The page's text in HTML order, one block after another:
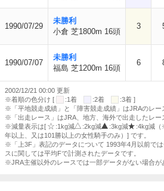
1990/07/29
未勝利
小倉 芝1800m 16頭
3
1990/07/07
未勝利
福島 芝1200m 16頭
6
2002/12/21 00:00 更新
※着順の色分け [
:1着 :2着
:3着 ]
※「平地競走成績」と「障害競走成績」はJRAのレー
※「出走レース」はJRA、地方、海外で出走したレー
※減量表示は[
:1kg減 :2kg減 :3kg減 :4kg減（
年以上、又は101勝以上の女性騎手のみ）] です。
※「上3F」表記のデータについて 1993年4月以前で
スに関しては平均Fで計測されたデータです。
※JRA主催以外のレースでは一部データがない場合が